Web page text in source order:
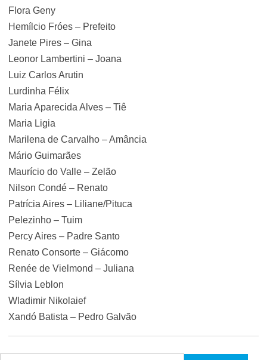
Flora Geny
Hemílcio Fróes – Prefeito
Janete Pires – Gina
Leonor Lambertini – Joana
Luiz Carlos Arutin
Lurdinha Félix
Maria Aparecida Alves – Tiê
Maria Ligia
Marilena de Carvalho – Amância
Mário Guimarães
Maurício do Valle – Zelão
Nilson Condé – Renato
Patrícia Aires – Liliane/Pituca
Pelezinho – Tuim
Percy Aires – Padre Santo
Renato Consorte – Giácomo
Renée de Vielmond – Juliana
Sílvia Leblon
Wladimir Nikolaief
Xandó Batista – Pedro Galvão